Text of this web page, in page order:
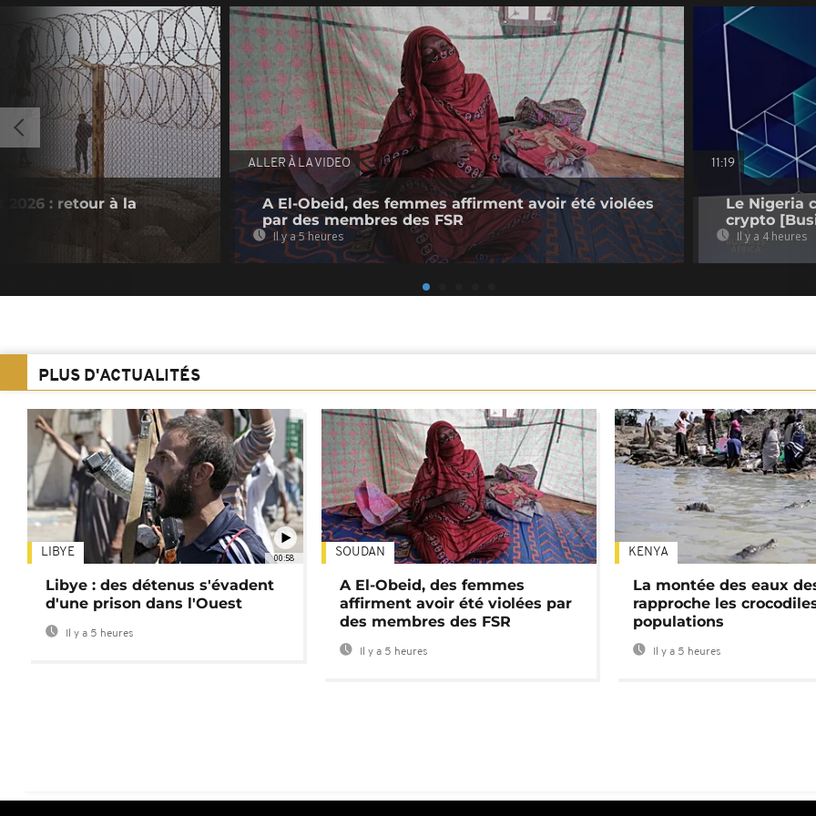
2026 : retour à la
ALLER À LA VIDEO
A El-Obeid, des femmes affirment avoir été violées
par des membres des FSR
Il y a 5 heures
11:19
Le Nigeria
crypto
Il y a 4 heures
PLUS D'ACTUALITÉS
00:58
LIBYE
Libye : des détenus s'évadent
d'une prison dans l'Ouest
Il y a 5 heures
SOUDAN
A El-Obeid, des femmes
affirment avoir été violées par
des membres des FSR
Il y a 5 heures
KENYA
La montée des eaux
rapproche les
populations
Il y a 5 heures